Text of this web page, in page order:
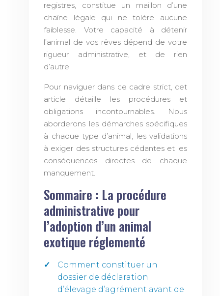
registres, constitue un maillon d’une
chaîne légale qui ne tolère aucune
faiblesse. Votre capacité à détenir
l’animal de vos rêves dépend de votre
rigueur administrative, et de rien
d’autre.
Pour naviguer dans ce cadre strict, cet
article détaille les procédures et
obligations incontournables. Nous
aborderons les démarches spécifiques
à chaque type d’animal, les validations
à exiger des structures cédantes et les
conséquences directes de chaque
manquement.
Sommaire : La procédure
administrative pour
l’adoption d’un animal
exotique réglementé
Comment constituer un
dossier de déclaration
d’élevage d’agrément avant de